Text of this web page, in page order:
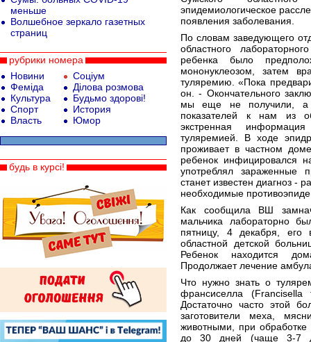
эпидемиологическое
появления заболевания.
По словам заведующего
областного
ребенка было
мононуклеозом, затем
туляремию. «Пока
он. - Окончательного
мы еще не получили, а
показателей к нам из
экстренная
туляремией. В ходе
проживает в частном
ребенок инфицировался
употреблял зараженные
станет известен диагноз -
необходимые
Как сообщила ВШ
мальчика лабораторно
пятницу, 4 декабря, его
областной детской
Ребенок находится
Продолжает лечение
Что нужно знать о
франсиселла (Francisella
Достаточно часто этой
заготовители меха,
животными, при
до 30 дней (чаще 3-7
меньше
Волшебное зеркало газетных
страниц
рубрики номера
Новини
Феміда
Культура
Спорт
Власть
Соціум
Ділова розмова
Будьмо здорові!
История
Юмор
будь в курсі!